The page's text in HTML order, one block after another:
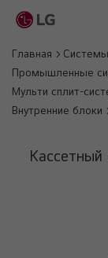
Главная
Промышленные
Мульти сплит-
Внутренние блоки